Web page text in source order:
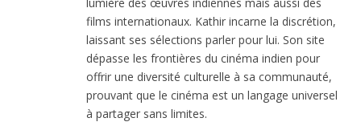
films internationaux. Kathir incarne la discrétion,
laissant ses sélections parler pour lui. Son site
dépasse les frontières du cinéma indien pour
offrir une diversité culturelle à sa communauté,
prouvant que le cinéma est un langage universel
à partager sans limites.